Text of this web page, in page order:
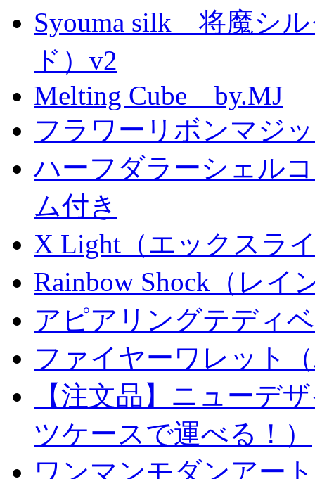
Syouma silk 将魔シ
ド）v2
Melting Cube by.MJ
フラワーリボンマジ
ハーフダラーシェル
ム付き
X Light（エックスラ
Rainbow Shock（レイ
アピアリングテディ
ファイヤーワレット
【注文品】ニューデ
ツケースで運べる！）
ワンマンモダンアート